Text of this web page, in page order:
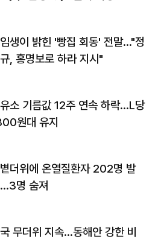
생이 밝힌 '빵집 회동' 전말…"정
, 홍명보로 하라 지시"
소 기름값 12주 연속 하락…L당
원대 유지
더위에 온열질환자 202명 발
명 숨져
무더위 지속…동해안 강한 비